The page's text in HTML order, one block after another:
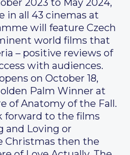
2023 to May 2024,
in all 43 cinemas at
will feature Czech
world films that
– positive reviews of
with audiences.
on October 18,
Palm Winner at
of Anatomy of the Fall.
forward to the films
and Loving or
Christmas then the